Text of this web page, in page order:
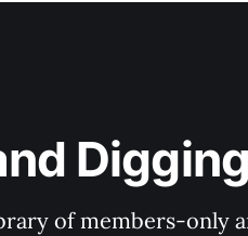
of members-only